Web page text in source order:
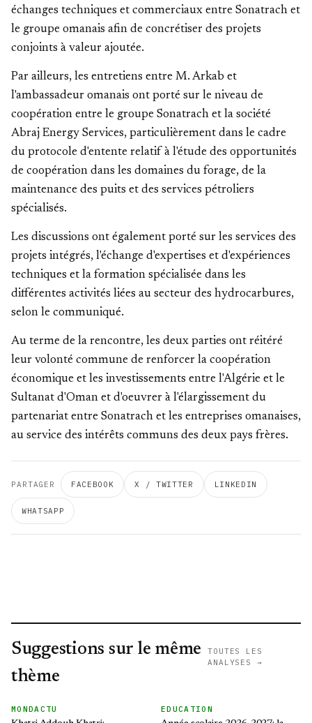
échanges techniques et commerciaux entre Sonatrach et
le groupe omanais afin de concrétiser des projets
conjoints à valeur ajoutée.
Par ailleurs, les entretiens entre M. Arkab et
l'ambassadeur omanais ont porté sur le niveau de
coopération entre le groupe Sonatrach et la société
Abraj Energy Services, particulièrement dans le cadre
du protocole d'entente relatif à l'étude des opportunités
de coopération dans les domaines du forage, de la
maintenance des puits et des services pétroliers
spécialisés.
Les discussions ont également porté sur les services des
projets intégrés, l'échange d'expertises et d'expériences
techniques et la formation spécialisée dans les
différentes activités liées au secteur des hydrocarbures,
selon le communiqué.
Au terme de la rencontre, les deux parties ont réitéré
leur volonté commune de renforcer la coopération
économique et les investissements entre l'Algérie et le
Sultanat d'Oman et d'oeuvrer à l'élargissement du
partenariat entre Sonatrach et les entreprises omanaises,
au service des intérêts communs des deux pays frères.
PARTAGER FACEBOOK X / TWITTER LINKEDIN
WHATSAPP
Suggestions sur le même
thème
TOUTES LES
ANALYSES →
MONDACTU
EDUCATION